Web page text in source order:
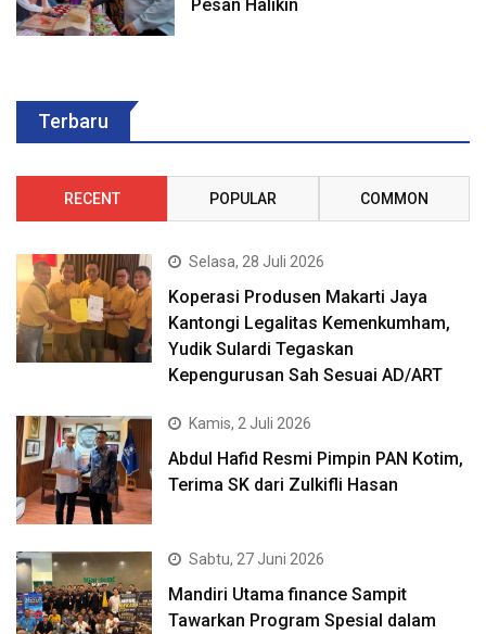
Pesan Halikin
Terbaru
RECENT POPULAR COMMON
Selasa, 28 Juli 2026
Koperasi Produsen Makarti Jaya
Kantongi Legalitas Kemenkumham,
Yudik Sulardi Tegaskan
Kepengurusan Sah Sesuai AD/ART
Kamis, 2 Juli 2026
Abdul Hafid Resmi Pimpin PAN Kotim,
Terima SK dari Zulkifli Hasan
Sabtu, 27 Juni 2026
Mandiri Utama finance Sampit
Tawarkan Program Spesial dalam